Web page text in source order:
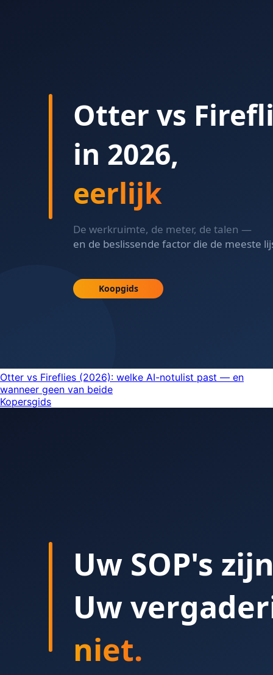
Otter vs Fireflies (2026): welke AI-notulist past — en
wanneer geen van beide
Kopersgids